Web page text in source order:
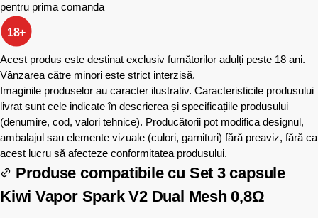
pentru prima comanda
18+
Acest produs este destinat exclusiv fumătorilor adulți peste 18 ani.
Vânzarea către minori este strict interzisă.
Imaginile produselor au caracter ilustrativ. Caracteristicile produsului
livrat sunt cele indicate în descrierea și specificațiile produsului
(denumire, cod, valori tehnice). Producătorii pot modifica designul,
ambalajul sau elemente vizuale (culori, garnituri) fără preaviz, fără ca
acest lucru să afecteze conformitatea produsului.
Produse compatibile cu Set 3 capsule
Kiwi Vapor Spark V2 Dual Mesh 0,8Ω